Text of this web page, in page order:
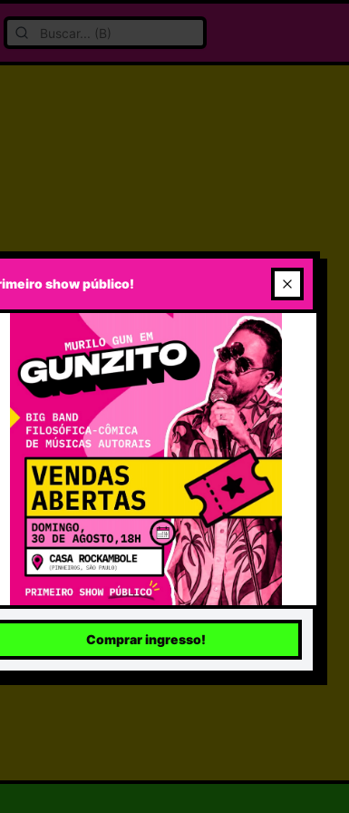
LOGIN NECESSÁRIO
ACESSE SEU PERFIL
Criei seu perfil, faça matches e troque
mensagens
ENTRAR / CADASTRAR
show público!
Comprar ingresso!